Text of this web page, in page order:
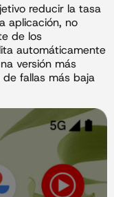
reducir la tasa
aplicación, no
de los
automáticamente
versión más
fallas más baja